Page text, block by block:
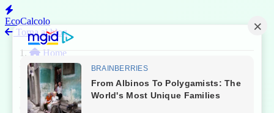
EcoCalcolo
Torna al blog
Home
Blog
Risparmio